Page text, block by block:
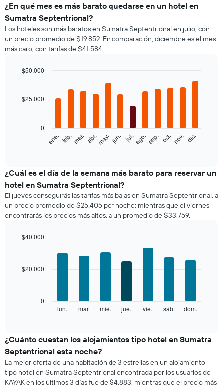
¿En qué mes es más barato quedarse en un hotel en
Sumatra Septentrional?
Los hoteles son más baratos en Sumatra Septentrional en julio, con
un precio promedio de $19.852. En comparación, diciembre es el mes
más caro, con tarifas de $41.584.
with
el
promedio
de
una
habitación
mes
muestra
El
gráfico
muestra
1
eje
ene. feb.mar. abr.may.jun. jul.ago.sep. oct.nov. dic.
0
$25.000
$50.000
¿Cuál es el día de la semana más barato para reservar un
hotel en Sumatra Septentrional?
El jueves conseguirás las tarifas más bajas en Sumatra Septentrional, a
un precio promedio de $25.405 por noche; mientras que el viernes
encontrarás los precios más altos, a un promedio de $33.759.
el
precio
promedio
de
una
habitación
lun. mar. mié. jue. vie. sáb. dom.
0
$20.000
$40.000
¿Cuánto cuestan los alojamientos tipo hotel en Sumatra
Septentrional esta noche?
La mejor oferta de una habitación de 3 estrellas en un alojamiento
tipo hotel en Sumatra Septentrional encontrada por los usuarios de
KAYAK en los últimos 3 días fue de $4.883, mientras que el precio más